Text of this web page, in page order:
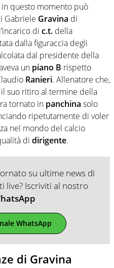
questo momento può
Gabriele Gravina di
di c.t. della
dalla figuraccia degli
dal presidente della
un piano B rispetto
Ranieri. Allenatore che,
suo ritiro al termine della
tornato in panchina solo
ripetutamente di voler
nel mondo del calcio
di dirigente.
su ultime news di
live? Iscriviti al nostro
WhatsApp
di Gravina